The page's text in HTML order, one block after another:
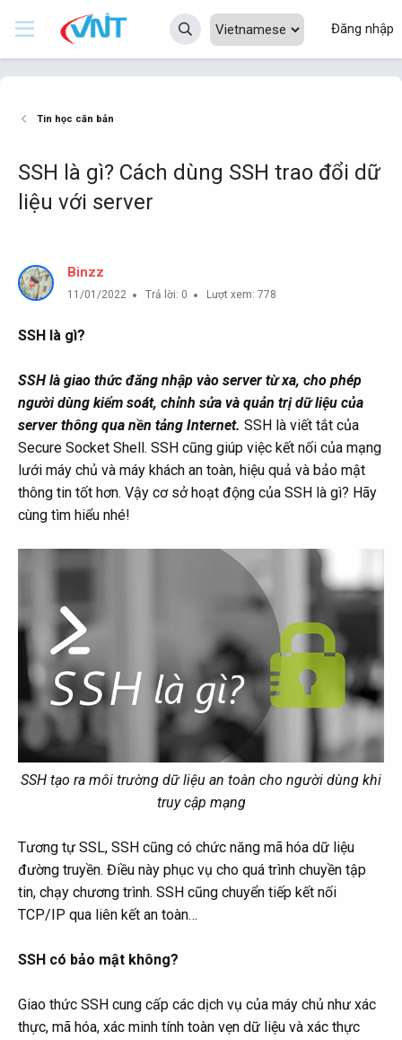
Đăng nhập
Tin học căn bản
SSH là gì? Cách dùng SSH trao đổi dữ
liệu với server
Binzz
11/01/2022 Trả lời: 0 Lượt xem: 778
SSH là gì?
SSH là giao thức đăng nhập vào server từ xa, cho phép
người dùng kiểm soát, chỉnh sửa và quản trị dữ liệu của
server thông qua nền tảng Internet. SSH là viết tắt của
Secure Socket Shell. SSH cũng giúp việc kết nối của mạng
lưới máy chủ và máy khách an toàn, hiệu quả và bảo mật
thông tin tốt hơn. Vậy cơ sở hoạt động của SSH là gì? Hãy
cùng tìm hiểu nhé!
SSH tạo ra môi trường dữ liệu an toàn cho người dùng khi
truy cập mạng
Tương tự SSL, SSH cũng có chức năng mã hóa dữ liệu
đường truyền. Điều này phục vụ cho quá trình chuyền tập
tin, chạy chương trình. SSH cũng chuyển tiếp kết nối
TCP/IP qua liên kết an toàn…
SSH có bảo mật không?
Giao thức SSH cung cấp các dịch vụ của máy chủ như xác
thực, mã hóa, xác minh tính toàn vẹn dữ liệu và xác thực